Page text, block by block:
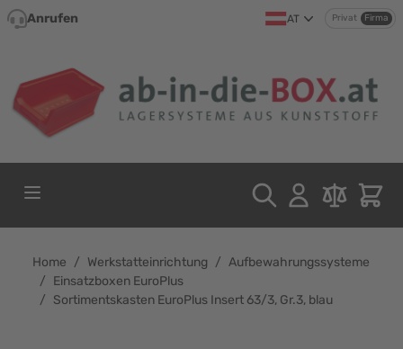
Direkt zum Inhalt
Anrufen AT Privat Firma
Home / Werkstatteinrichtung / Aufbewahrungssysteme
/ Einsatzboxen EuroPlus
/ Sortimentskasten EuroPlus Insert 63/3, Gr.3, blau